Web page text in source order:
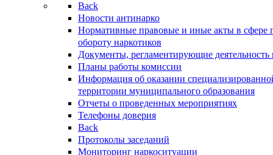
Back
Новости антинарко
Нормативные правовые и иные акты в сфере
обороту наркотиков
Документы, регламентирующие деятельность
Планы работы комиссии
Информация об оказании
территории муниципального образования
Отчеты о проведенных мероприятиях
Телефоны доверия
Back
Протоколы заседаний
Мониторинг наркоситуации